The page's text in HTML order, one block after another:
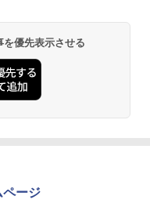
液晶ディスプレイ ベゼ
液晶モニター PCモニタ
カーレス FreeSync 21.
FullHD ブルーライト
VESAフル FHDノング
ン＋ポイント最大31.5%
P31i ブラック
Flo Milli, ATL Jacob
本
」(22) (角川コミックス・
優先表示させる
ページ